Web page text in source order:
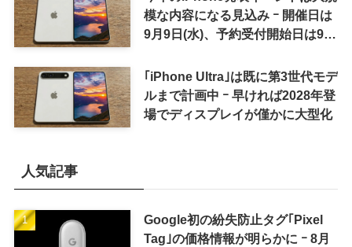
模な内容になる見込み ｰ 開催日は
9月9日(水)、予約受付開始日は9月
｢iPhone Ultra｣は既に第3世代モデ
ルまで計画中 ｰ 早ければ2028年登
場でディスプレイが僅かに大型化
人気記事
Google初の紛失防止タグ｢Pixel
Tag｣の価格情報が明らかに ｰ 8月